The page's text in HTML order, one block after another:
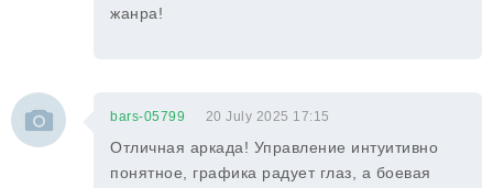
жанра!
bars-05799 20 July 2025 17:15
Отличная аркада! Управление интуитивно
понятное, графика радует глаз, а боевая